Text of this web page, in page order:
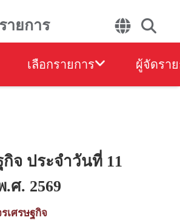
รายการ
เลือกรายการ ผู้จัดรา
จ ประจำวันที่ 11
ศ. 2569
เศรษฐกิจ